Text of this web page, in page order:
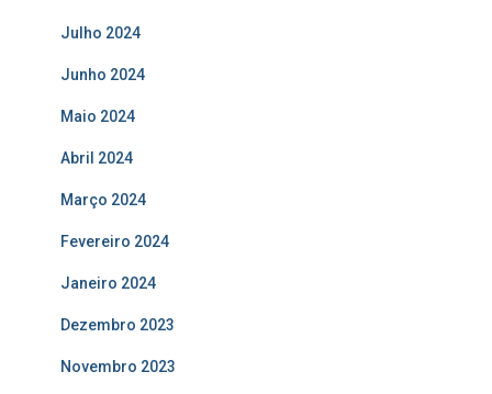
Julho 2024
Junho 2024
Maio 2024
Abril 2024
Março 2024
Fevereiro 2024
Janeiro 2024
Dezembro 2023
Novembro 2023